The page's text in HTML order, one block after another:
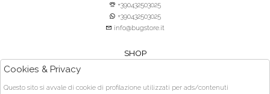
+390432503025
+390432503025
info@bugstore.it
SHOP
ACQUISTO SICURO
Cookies & Privacy
Questo sito si avvale di cookie di profilazione utilizzati per ads/contenuti